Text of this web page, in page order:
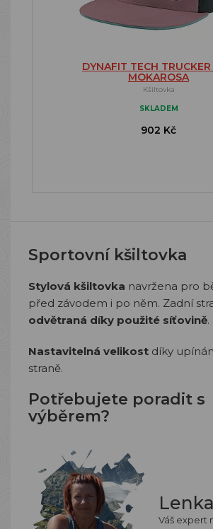
DYNAFIT TECH TRUCKER
MOKAROSA
Kšiltovka
SKLADEM
902 Kč
Sportovní kšiltovka
Stylová kšiltovka navržena pro
před závodem i po něm. Zadní
odvětraná díky použité síťovině.
Nastavitelná velikost díky
straně.
Potřebujete poradit s
výběrem?
Lenka
Váš expert